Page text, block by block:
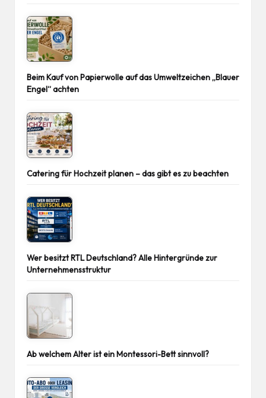
Beim Kauf von Papierwolle auf das Umweltzeichen „Blauer
Engel“ achten
Catering für Hochzeit planen – das gibt es zu beachten
Wer besitzt RTL Deutschland? Alle Hintergründe zur
Unternehmensstruktur
Ab welchem Alter ist ein Montessori-Bett sinnvoll?